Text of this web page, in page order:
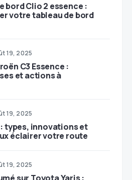
bord Clio 2 essence :
votre tableau de bord
19, 2025
C3 Essence :
et actions à
19, 2025
types, innovations et
éclairer votre route
19, 2025